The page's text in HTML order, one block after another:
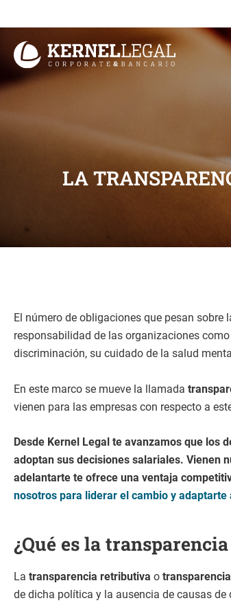
al
contenido
LA
El número de obligaciones que pesan sobre
responsabilidad de las organizaciones
discriminación, su cuidado de la salud
En este marco se mueve la llamada
vienen para las empresas con respecto a
Desde Kernel Legal te avanzamos que los
adoptan sus decisiones salariales. Vienen
adelantarte te ofrece una ventaja
nosotros para liderar el cambio y
¿Qué es la
La transparencia retributiva o
de dicha política y la ausencia de causas